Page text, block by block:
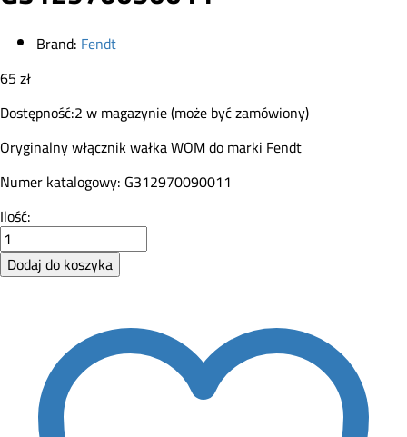
Brand: Fendt
65zł
Dostępność:2 w magazynie (może być zamówiony)
Oryginalny włącznik wałka WOM do marki Fendt
Numer katalogowy: G312970090011
Włącznik
wałka
WOM
Fendt
Ilość:
Dodaj do koszyka